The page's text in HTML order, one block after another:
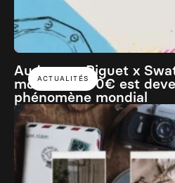
ACTUALITÉS
Audemars Piguet x
montre à 400€ est
phénomène mondial